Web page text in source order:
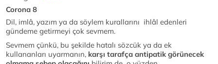
Corona 8
Dil, imlâ, yazım ya da söylem kurallarını ihlâl edenleri
gündeme getirmeyi çok sevmem.
Sevmem çünkü, bu şekilde hatalı sözcük ya da ek
kullananları uyarmanın, karşı tarafça antipatik görünecek